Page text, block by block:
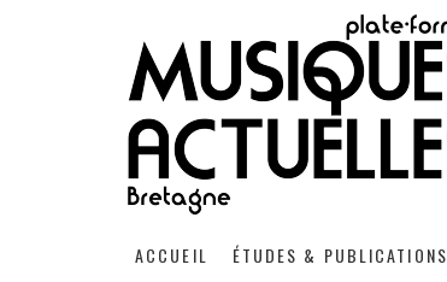
ACCUEIL ÉTUDES & PUBLICATIONS